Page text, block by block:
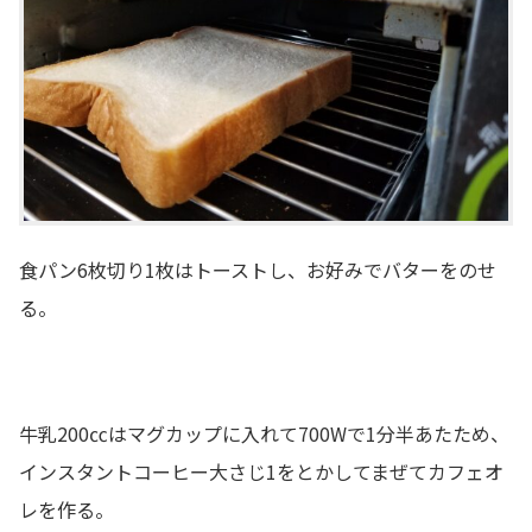
食パン6枚切り1枚はトーストし、お好みでバターをのせ
る。
牛乳200㏄はマグカップに入れて700Wで1分半あたため、
インスタントコーヒー大さじ1をとかしてまぜてカフェオ
レを作る。